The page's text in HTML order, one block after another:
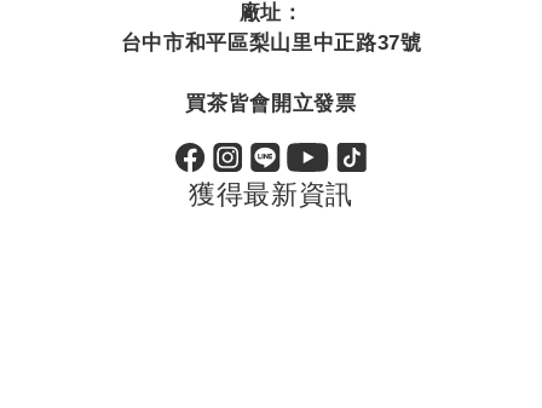
廠址：
台中市和平區梨山里中正路37號
買茶皆會開立發票
獲得最新資訊